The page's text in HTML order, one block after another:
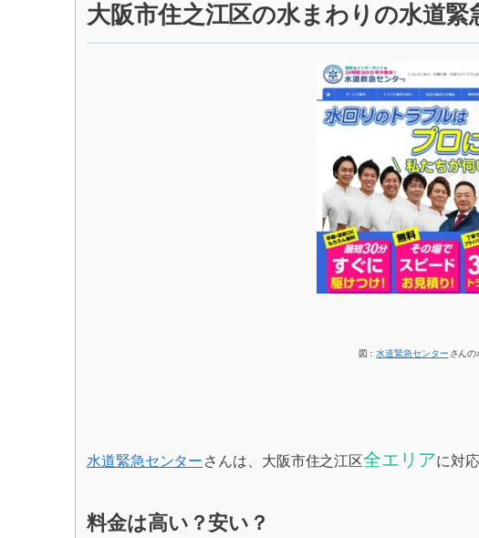
大阪市住之江区の水まわりの水道緊
図：水道緊急センター さんの
水道緊急センター さんは、大阪市住之江区全エリアに対
料金は高い？安い？